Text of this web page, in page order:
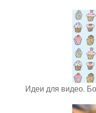
Идеи для видео.